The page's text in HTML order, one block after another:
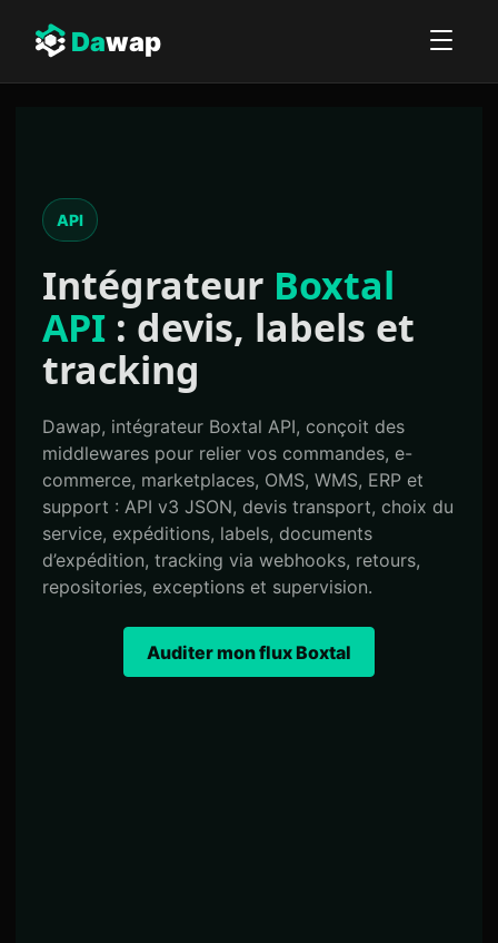
Dawap
API
Intégrateur Boxtal
API : devis, labels et
tracking
Dawap, intégrateur Boxtal API, conçoit des
middlewares pour relier vos commandes, e-
commerce, marketplaces, OMS, WMS, ERP et
support : API v3 JSON, devis transport, choix du
service, expéditions, labels, documents
d’expédition, tracking via webhooks, retours,
repositories, exceptions et supervision.
Auditer mon flux Boxtal